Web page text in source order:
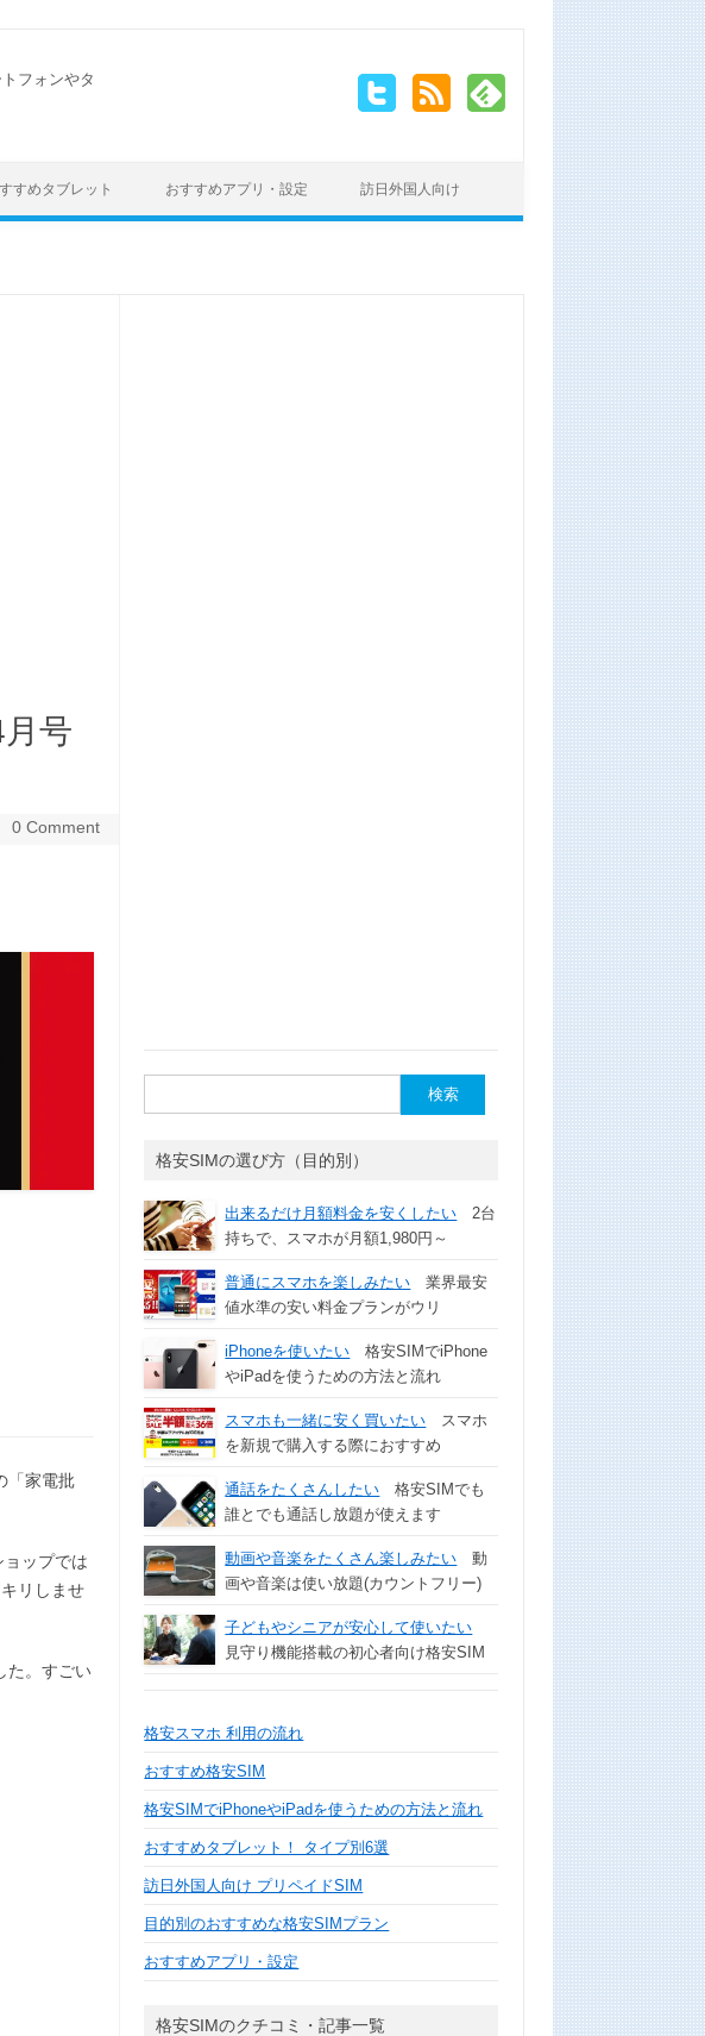
フォンやタ
すめタブレット おすすめアプリ・設定 訪日外国人向け
号
0 Comment
「家電批
ップでは
リしませ
た。すごい
索:
格安SIMの選び方（目的別）
出来るだけ月額料金を安くしたい 2台
持ちで、スマホが月額1,980円～
普通にスマホを楽しみたい 業界最安
値水準の安い料金プランがウリ
iPhoneを使いたい 格安SIMでiPhone
やiPadを使うための方法と流れ
スマホも一緒に安く買いたい スマホ
を新規で購入する際におすすめ
通話をたくさんしたい 格安SIMでも
誰とでも通話し放題が使えます
動画や音楽をたくさん楽しみたい 動
画や音楽は使い放題(カウントフリー)
子どもやシニアが安心して使いたい
見守り機能搭載の初心者向け格安SIM
格安スマホ 利用の流れ
おすすめ格安SIM
格安SIMでiPhoneやiPadを使うための方法と流れ
おすすめタブレット！ タイプ別6選
訪日外国人向け プリペイドSIM
目的別のおすすめな格安SIMプラン
おすすめアプリ・設定
格安SIMのクチコミ・記事一覧